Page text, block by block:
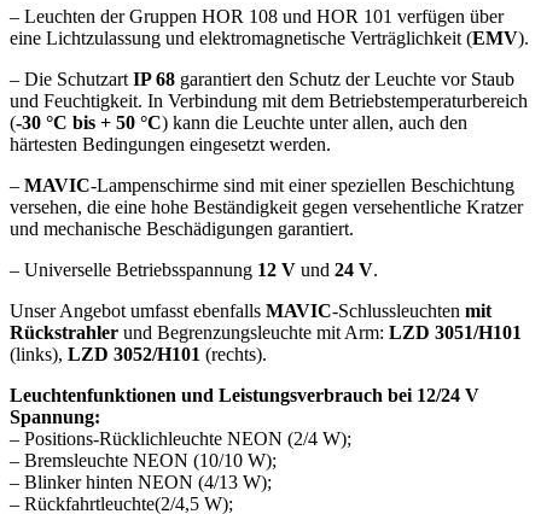
– Leuchten der Gruppen HOR 108 und HOR 101 verfügen über
eine Lichtzulassung und elektromagnetische Verträglichkeit (EMV).
– Die Schutzart IP 68 garantiert den Schutz der Leuchte vor Staub
und Feuchtigkeit. In Verbindung mit dem Betriebstemperaturbereich
(-30 °C bis + 50 °C) kann die Leuchte unter allen, auch den
härtesten Bedingungen eingesetzt werden.
– MAVIC-Lampenschirme sind mit einer speziellen Beschichtung
versehen, die eine hohe Beständigkeit gegen versehentliche Kratzer
und mechanische Beschädigungen garantiert.
– Universelle Betriebsspannung 12 V und 24 V.
Unser Angebot umfasst ebenfalls MAVIC-Schlussleuchten mit
Rückstrahler und Begrenzungsleuchte mit Arm: LZD 3051/H101
(links), LZD 3052/H101 (rechts).
Leuchtenfunktionen und Leistungsverbrauch bei 12/24 V
Spannung:
– Positions-Rücklichleuchte NEON (2/4 W);
– Bremsleuchte NEON (10/10 W);
– Blinker hinten NEON (4/13 W);
– Rückfahrtleuchte(2/4,5 W);